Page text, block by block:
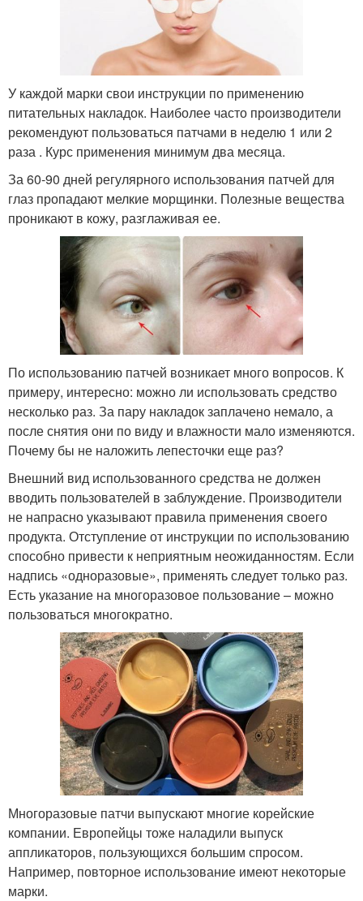
У каждой марки свои инструкции по применению
питательных накладок. Наиболее часто производители
рекомендуют пользоваться патчами в неделю 1 или 2
раза . Курс применения минимум два месяца.
За 60-90 дней регулярного использования патчей для
глаз пропадают мелкие морщинки. Полезные вещества
проникают в кожу, разглаживая ее.
По использованию патчей возникает много вопросов. К
примеру, интересно: можно ли использовать средство
несколько раз. За пару накладок заплачено немало, а
после снятия они по виду и влажности мало изменяются.
Почему бы не наложить лепесточки еще раз?
Внешний вид использованного средства не должен
вводить пользователей в заблуждение. Производители
не напрасно указывают правила применения своего
продукта. Отступление от инструкции по использованию
способно привести к неприятным неожиданностям. Если
надпись «одноразовые», применять следует только раз.
Есть указание на многоразовое пользование – можно
пользоваться многократно.
Многоразовые патчи выпускают многие корейские
компании. Европейцы тоже наладили выпуск
аппликаторов, пользующихся большим спросом.
Например, повторное использование имеют некоторые
марки.